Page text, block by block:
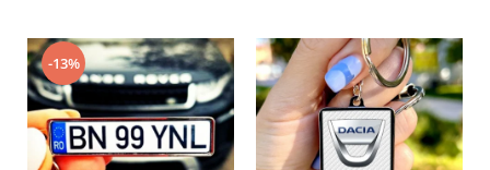
-13%